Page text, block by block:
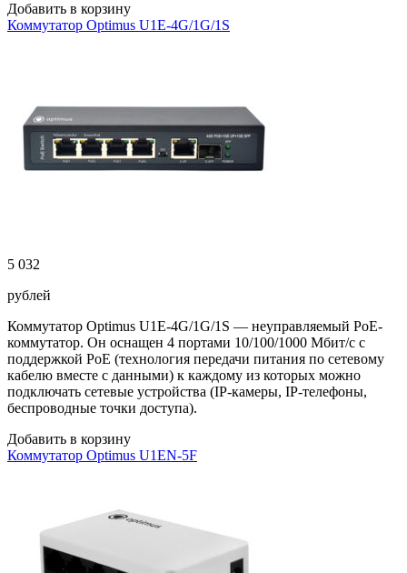
Добавить в корзину
Коммутатор Optimus U1E-4G/1G/1S
5 032
рублей
Коммутатор Optimus U1E-4G/1G/1S — неуправляемый PoE-
коммутатор. Он оснащен 4 портами 10/100/1000 Мбит/с с
поддержкой PoE (технология передачи питания по сетевому
кабелю вместе с данными) к каждому из которых можно
подключать сетевые устройства (IP-камеры, IP-телефоны,
беспроводные точки доступа).
Добавить в корзину
Коммутатор Optimus U1EN-5F